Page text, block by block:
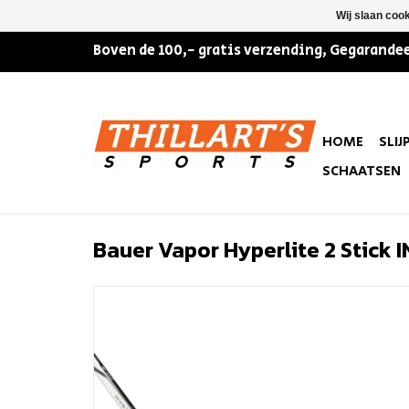
Boven de 100,- gratis verzending,
HOME
SCHAATSEN
Bauer Vapor Hyperlite 2 Stick
Wij slaan